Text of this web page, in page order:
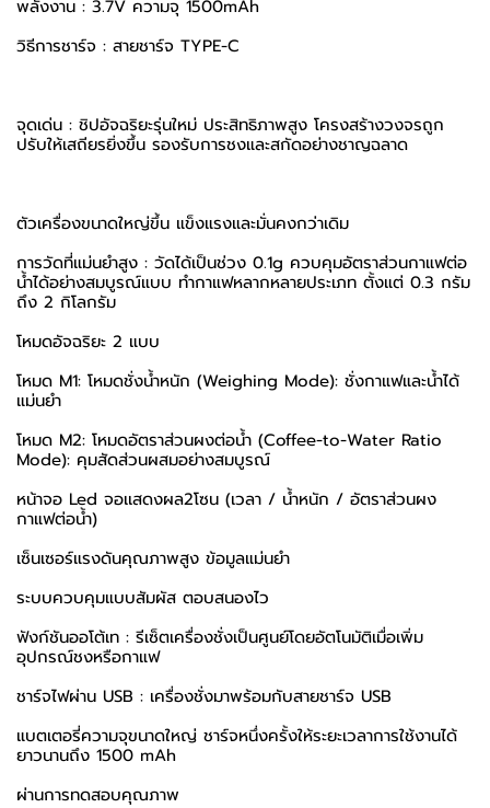
พลังงาน : 3.7V ความจุ 1500mAh
วิธีการชาร์จ : สายชาร์จ TYPE-C
จุดเด่น : ชิปอัจฉริยะรุ่นใหม่ ประสิทธิภาพสูง โครงสร้างวงจรถูก
ปรับให้เสถียรยิ่งขึ้น รองรับการชงและสกัดอย่างชาญฉลาด
ตัวเครื่องขนาดใหญ่ขึ้น แข็งแรงและมั่นคงกว่าเดิม
การวัดที่แม่นยำสูง : วัดได้เป็นช่วง 0.1g ควบคุมอัตราส่วนกาแฟต่อ
น้ำได้อย่างสมบูรณ์แบบ ทำกาแฟหลากหลายประเภท ตั้งแต่ 0.3 กรัม
ถึง 2 กิโลกรัม
โหมดอัจฉริยะ 2 แบบ
โหมด M1: โหมดชั่งน้ำหนัก (Weighing Mode): ชั่งกาแฟและน้ำได้
แม่นยำ
โหมด M2: โหมดอัตราส่วนผงต่อน้ำ (Coffee-to-Water Ratio
Mode): คุมสัดส่วนผสมอย่างสมบูรณ์
หน้าจอ Led จอเเสดงผล2โซน (เวลา / น้ำหนัก / อัตราส่วนผง
กาแฟต่อน้ำ)
เซ็นเซอร์แรงดันคุณภาพสูง ข้อมูลแม่นยำ
ระบบควบคุมแบบสัมผัส ตอบสนองไว
ฟังก์ชันออโต้เท : รีเซ็ตเครื่องชั่งเป็นศูนย์โดยอัตโนมัติเมื่อเพิ่ม
อุปกรณ์ชงหรือกาแฟ
ชาร์จไฟผ่าน USB : เครื่องชั่งมาพร้อมกับสายชาร์จ USB
แบตเตอรี่ความจุขนาดใหญ่ ชาร์จหนึ่งครั้งให้ระยะเวลาการใช้งานได้
ยาวนานถึง 1500 mAh
ผ่านการทดสอบคุณภาพ